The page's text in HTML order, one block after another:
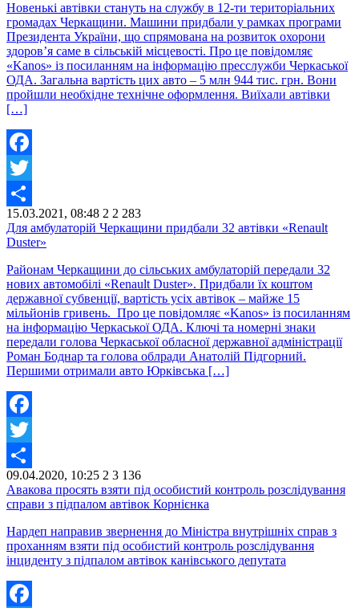
Новенькі автівки стануть на службу в 12-ти територіальних
громадах Черкащини. Машини придбали у рамках програми
Президента України, що спрямована на розвиток охорони
здоров’я саме в сільській місцевості. Про це повідомляє
«Kanos» із посиланням на інформацію пресслужби Черкаської
ОДА. Загальна вартість цих авто – 5 млн 944 тис. грн. Вони
пройшли необхідне технічне оформлення. Виїхали автівки
[…]
Facebook
Twitter
Share
15.03.2021, 08:48 2 2 283
Для амбулаторій Черкащини придбали 32 автівки «Renault
Duster»
Районам Черкащини до сільських амбулаторій передали 32
нових автомобілі «Renault Duster». Придбали їх коштом
державної субвенції, вартість усіх автівок – майже 15
мільйонів гривень. Про це повідомляє «Kanos» із посиланням
на інформацію Черкаської ОДА. Ключі та номерні знаки
передали голова Черкаської обласної державної адміністрації
Роман Боднар та голова облради Анатолій Підгорний.
Першими отримали авто Юрківська […]
Facebook
Twitter
Share
09.04.2020, 10:25 2 3 136
Авакова просять взяти під особистий контроль розслідування
справи з підпалом автівок Корнієнка
Нардеп направив звернення до Міністра внутрішніх справ з
проханням взяти під особистий контроль розслідування
інциденту з підпалом автівок канівського депутата